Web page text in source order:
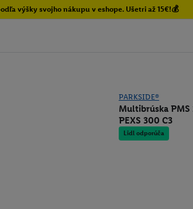
výšky svojho nákupu v eshope. Ušetri až 15€!💰
PARKSIDE®
Multibrúska PMS
PEXS 300 C3
Lidl odporúča